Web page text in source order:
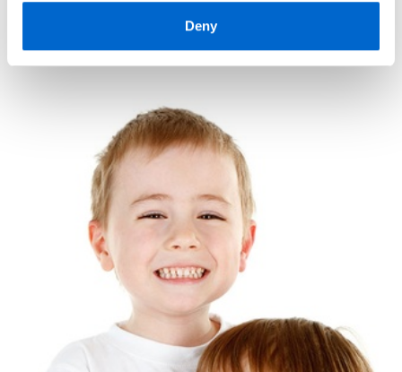
Deny
med opptil 80 % rabatt